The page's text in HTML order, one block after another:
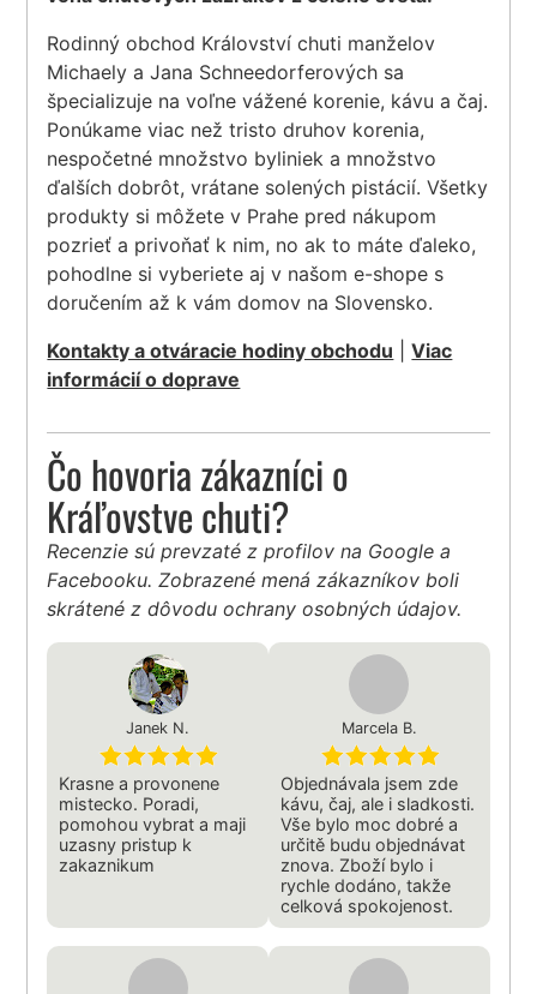
Rodinný obchod Království chuti manželov
Michaely a Jana Schneedorferových sa
špecializuje na voľne vážené korenie, kávu a čaj.
Ponúkame viac než tristo druhov korenia,
nespočetné množstvo byliniek a množstvo
ďalších dobrôt, vrátane solených pistácií. Všetky
produkty si môžete v Prahe pred nákupom
pozrieť a privoňať k nim, no ak to máte ďaleko,
pohodlne si vyberiete aj v našom e-shope s
doručením až k vám domov na Slovensko.
Kontakty a otváracie hodiny obchodu |Viac
informácií o doprave
Čo hovoria zákazníci o
Kráľovstve chuti?
Recenzie sú prevzaté z profilov na Google a
Facebooku. Zobrazené mená zákazníkov boli
skrátené z dôvodu ochrany osobných údajov.
Janek N.
Krasne a provonene
mistecko. Poradi,
pomohou vybrat a maji
uzasny pristup k
zakaznikum
Marcela B.
Objednávala jsem zde
kávu, čaj, ale i sladkosti.
Vše bylo moc dobré a
určitě budu objednávat
znova. Zboží bylo i
rychle dodáno, takže
celková spokojenost.